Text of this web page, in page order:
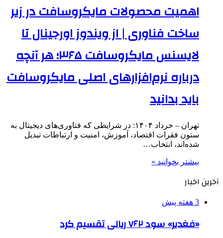
اهمیت محصولات مایکروسافت در زیر
ساخت فناوری | از ویندوز اورجینال تا
لایسنس مایکروسافت ۳۶۵؛ هر آنچه
درباره نرم‌افزارهای اصلی مایکروسافت
باید بدانید
تهران – خرداد ۱۴۰۴: در شرایطی که فناوری‌های دیجیتال به
ستون فقرات اقتصاد، آموزش، امنیت و ارتباطات تبدیل
شده‌اند، انتخاب…
بیشتر بخوانید »
آخرین اخبار
3 هفته پیش
«فغدیر» سود ۷۶۲ ریالی تقسیم کرد